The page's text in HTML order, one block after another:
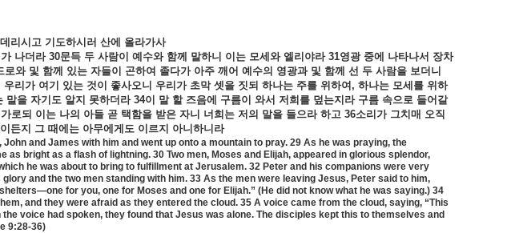
데리시고 기도하시러 산에
올라가사
나더라30문득 두 사람이 예수와 함께 말하니 이는 모세와 엘리야라31영광 중에 나타나서 장차
로와 및 함께 있는 자들이 곤하여 졸다가 아주 깨어 예수의 영광과 및 함께 선 두 사람을 보더니
우리가 여기 있는 것이 좋사오니 우리가 초막 셋을 짓되 하나는 주를 위하여 , 하나는 모세를 위하
말을 자기도 알지 못하더라34이 말 할 즈음에 구름이 와서 저희를 덮는지라 구름 속으로 들어갈
가로되 이는 나의 아들 곧 택함을 받은 자니 너희는 저의 말을 들으라 하고 36소리가 그치매 오직
든지 그 때에는 아무에게도 이르지 아니하니라
and James with him and went up onto a mountain to pray. 29 As he was praying, the
bright as a flash of lightning. 30 Two men, Moses and Elijah, appeared in glorious splendor,
he was about to bring to fulfillment at Jerusalem. 32 Peter and his companions were very
and the two men standing with him. 33 As the men were leaving Jesus, Peter said to him,
for you, one for Moses and one for Elijah.” (He did not know what he was saying.) 34
and they were afraid as they entered the cloud. 35 A voice came from the cloud, saying, “This
voice had spoken, they found that Jesus was alone. The disciples kept this to themselves and
9:28-36)